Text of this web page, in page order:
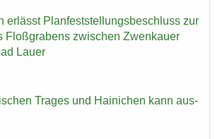
er­lässt Plan­fest­stel­lungs­be­schluss zur
Floß­gra­bens zwi­schen Zwenkau­er
Lauer
Tra­ges und Hai­ni­chen kann aus­